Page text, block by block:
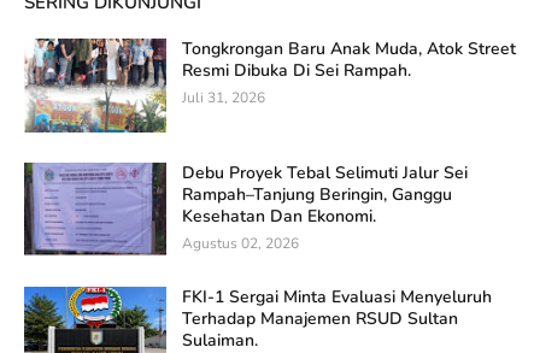
Tongkrongan Baru Anak Muda, Atok Street
Resmi Dibuka Di Sei Rampah.
Juli 31, 2026
Debu Proyek Tebal Selimuti Jalur Sei
Rampah–Tanjung Beringin, Ganggu
Kesehatan Dan Ekonomi.
Agustus 02, 2026
FKI-1 Sergai Minta Evaluasi Menyeluruh
Terhadap Manajemen RSUD Sultan
Sulaiman.